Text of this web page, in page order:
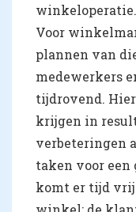
winkeloperatie.
Voor
plannen van
medewerkers
tijdrovend.
krijgen in
verbeteringen
taken voor een
komt er tijd